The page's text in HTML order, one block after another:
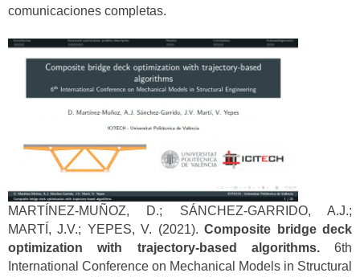
comunicaciones completas.
MARTÍNEZ-MUÑOZ, D.; SÁNCHEZ-GARRIDO, A.J.;
MARTÍ, J.V.; YEPES, V. (2021).Composite bridge deck
optimization with trajectory-based algorithms.6th
International Conference on Mechanical Models in Structural